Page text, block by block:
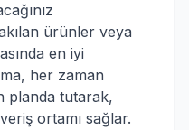
ürünler veya
en iyi
her zaman
planda tutarak,
ortamı sağlar.